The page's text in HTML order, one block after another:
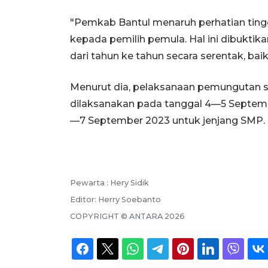
"Pemkab Bantul menaruh perhatian
kepada pemilih pemula. Hal ini
dari tahun ke tahun secara serentak,
Menurut dia, pelaksanaan pemungutan
dilaksanakan pada tanggal 4—5
—7 September 2023 untuk jenjang SMP.
Pewarta : Hery Sidik
Editor: Herry Soebanto
COPYRIGHT © ANTARA 2026